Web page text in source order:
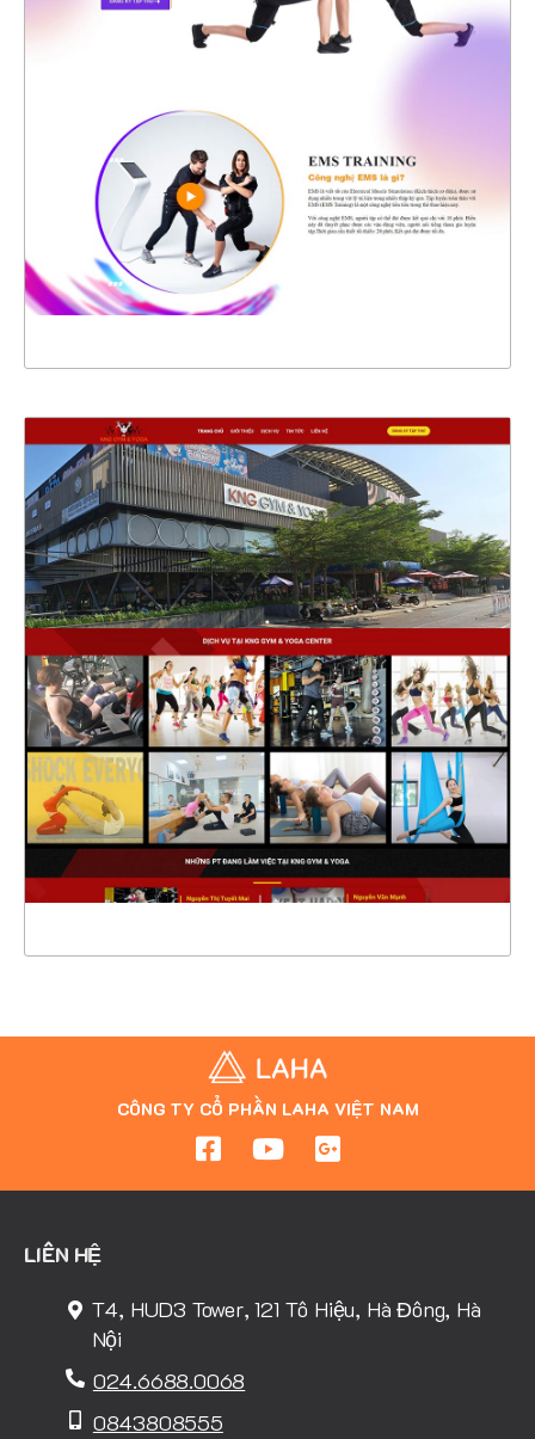
47399
CHI TIẾT
XEM THỰC TẾ
47468
CHI TIẾT
XEM THỰC TẾ
CÔNG TY CỔ PHẦN LAHA VIỆT NAM
LIÊN HỆ
T4, HUD3 Tower, 121 Tô Hiệu, Hà Đông, Hà
Nội
024.6688.0068
0843808555